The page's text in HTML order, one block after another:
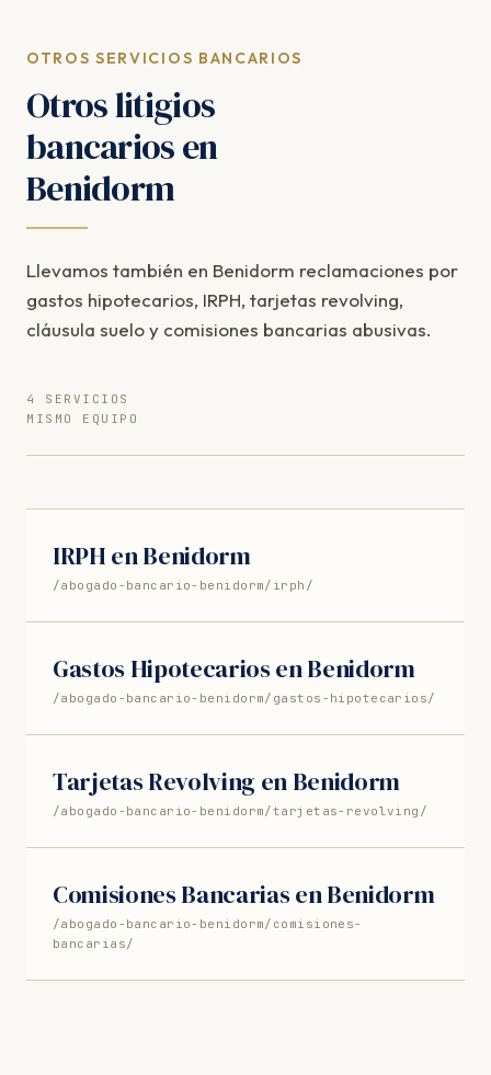
OTROS SERVICIOS BANCARIOS
Otros litigios
bancarios en
Benidorm
Llevamos también en Benidorm reclamaciones por
gastos hipotecarios, IRPH, tarjetas revolving,
cláusula suelo y comisiones bancarias abusivas.
4 SERVICIOS
MISMO EQUIPO
IRPH en Benidorm
/abogado-bancario-benidorm/irph/
Gastos Hipotecarios en Benidorm
/abogado-bancario-benidorm/gastos-hipotecarios/
Tarjetas Revolving en Benidorm
/abogado-bancario-benidorm/tarjetas-revolving/
Comisiones Bancarias en Benidorm
/abogado-bancario-benidorm/comisiones-
bancarias/